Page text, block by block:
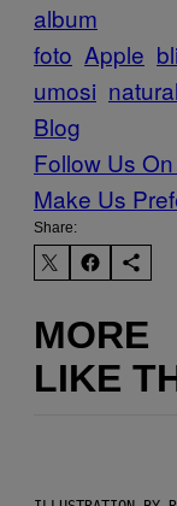
album
foto Apple
umosi
Blog
Follow Us
Make Us
Share:
MORE
LIKE